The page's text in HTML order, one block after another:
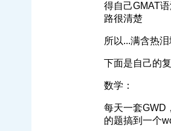
得自己GMAT
路很清楚
所以...满含热
下面是自己的
数学：
每天一套GWD
的题搞到一个